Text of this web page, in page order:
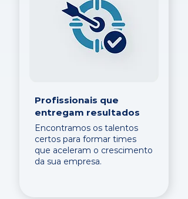
Profissionais que
entregam resultados
Encontramos os talentos
certos para formar times
que aceleram o crescimento
da sua empresa.